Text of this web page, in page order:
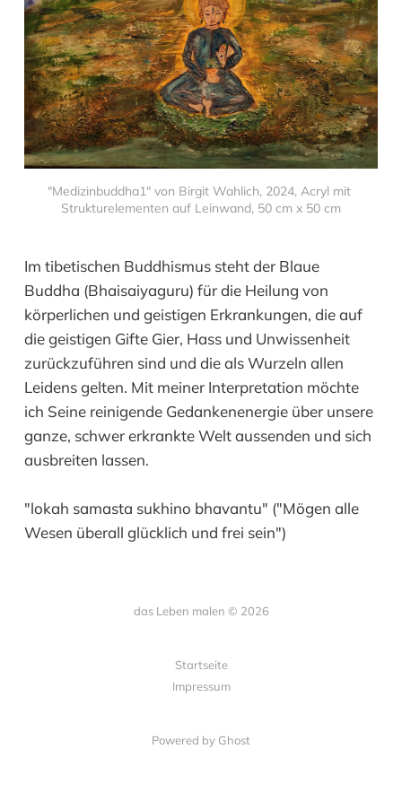
"Medizinbuddha1" von Birgit Wahlich, 2024, Acryl mit
Strukturelementen auf Leinwand, 50 cm x 50 cm
Im tibetischen Buddhismus steht der Blaue
Buddha (Bhaisaiyaguru) für die Heilung von
körperlichen und geistigen Erkrankungen, die auf
die geistigen Gifte Gier, Hass und Unwissenheit
zurückzuführen sind und die als Wurzeln allen
Leidens gelten. Mit meiner Interpretation möchte
ich Seine reinigende Gedankenenergie über unsere
ganze, schwer erkrankte Welt aussenden und sich
ausbreiten lassen.
"lokah samasta sukhino bhavantu" ("Mögen alle
Wesen überall glücklich und frei sein")
das Leben malen © 2026
Startseite
Impressum
Powered by Ghost